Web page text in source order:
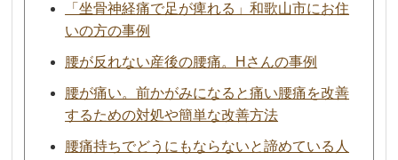
「坐骨神経痛で足が痺れる」和歌山市にお住
いの方の事例
腰が反れない産後の腰痛。Hさんの事例
腰が痛い。前かがみになると痛い腰痛を改善
するための対処や簡単な改善方法
腰痛持ちでどうにもならないと諦めている人